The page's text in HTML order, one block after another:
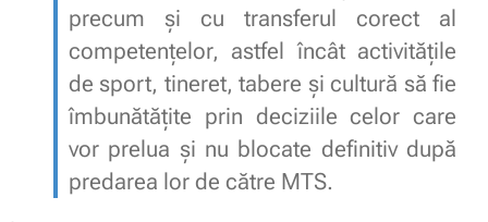
precum și cu transferul corect al
competențelor, astfel încât activitățile
de sport, tineret, tabere și cultură să fie
îmbunătățite prin deciziile celor care
vor prelua și nu blocate definitiv după
predarea lor de către MTS.